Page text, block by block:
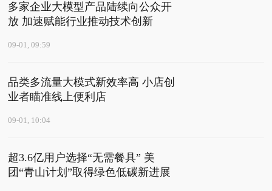
多家企业大模型产品陆续向公众开
放 加速赋能行业推动技术创新
09-01, 09:59
品类多流量大模式新效率高 小店创
业者瞄准线上便利店
09-01, 10:04
超3.6亿用户选择“无需餐具” 美
团“青山计划”取得绿色低碳新进展